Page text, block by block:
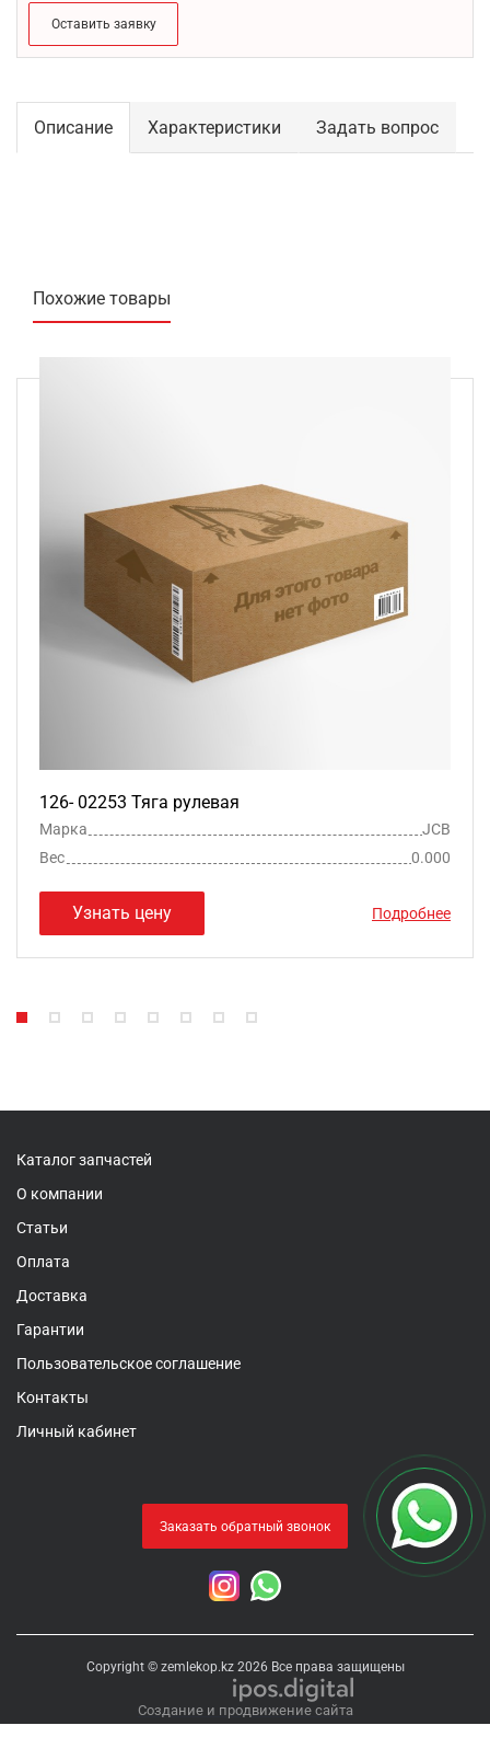
Оставить заявку
Описание Характеристики Задать вопрос
Похожие товары
126- 02253 Тяга рулевая
Марка
JCB
Вес
0.000
Узнать цену Подробнее
Каталог запчастей
О компании
Статьи
Оплата
Доставка
Гарантии
Пользовательское соглашение
Контакты
Личный кабинет
Заказать обратный звонок
Copyright © zemlekop.kz 2026 Все права защищены
Создание и продвижение сайта